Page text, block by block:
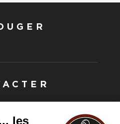
contacter ?